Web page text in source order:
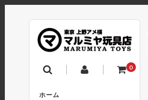
0
ホーム